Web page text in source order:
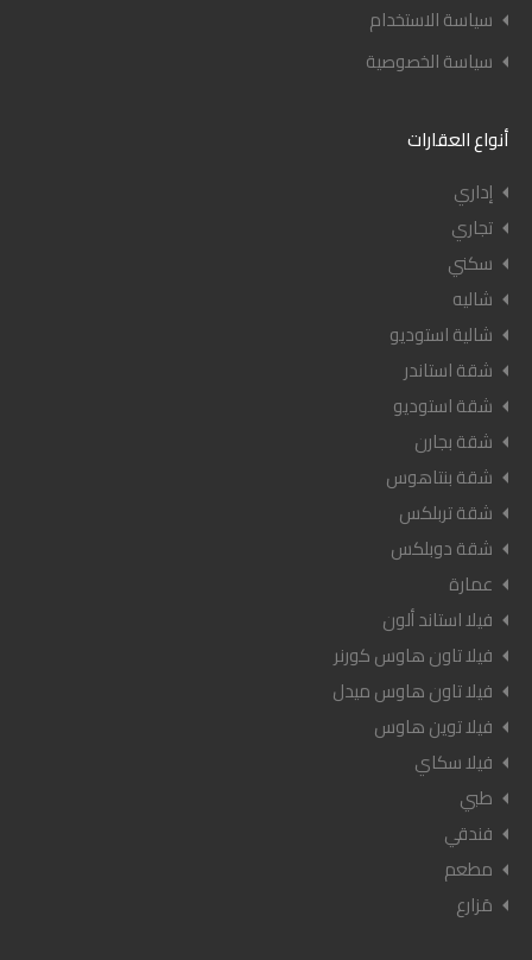
سياسة الاستخدام
سياسة الخصوصية
أنواع العقارات
إداري
تجاري
سكني
شاليه
شالية استوديو
شقة استاندر
شقة استوديو
شقة بجارن
شقة بنتاهوس
شقة تربلكس
شقة دوبلكس
عمارة
فيلا استاند ألون
فيلا تاون هاوس كورنر
فيلا تاون هاوس ميدل
فيلا توين هاوس
فيلا سكاي
طبي
فندقي
مطعم
مَزارع